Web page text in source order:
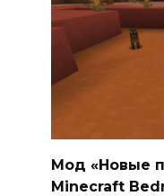
Мод «Новые
Minecraft